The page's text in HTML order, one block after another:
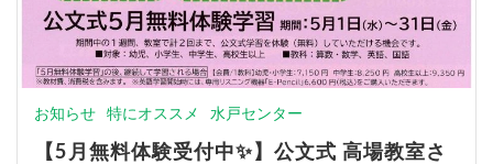
お知らせ 特にオススメ 水戸センター
【5月無料体験受付中✨】公文式 高場教室さ